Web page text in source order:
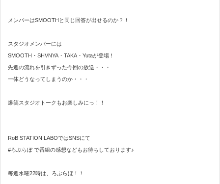
メンバーはSMOOTHと同じ回答が出せるのか？！
スタジオメンバーには
SMOOTH・SHVNYA・TAKA・Yutaが登場！
先週の流れを引きずった今回の放送・・・
一体どうなってしまうのか・・・
爆笑スタジオトークもお楽しみにっ！！
RoB STATION LABOではSNSにて
#ろぶらぼ で番組の感想などもお待ちしております♪
毎週水曜22時は、ろぶらぼ！！